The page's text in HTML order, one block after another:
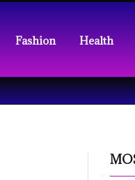
Fashion Health